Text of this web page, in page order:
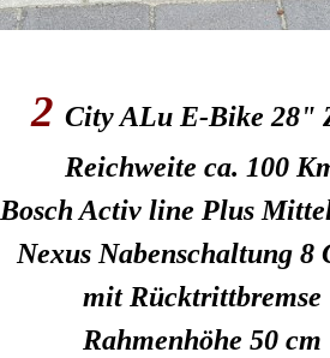
2 City ALu E-Bike 28"
Reichweite ca. 100
Bosch Activ line Plus
Nexus Nabenschaltung 8
mit Rücktrittbremse
Rahmenhöhe 50 cm